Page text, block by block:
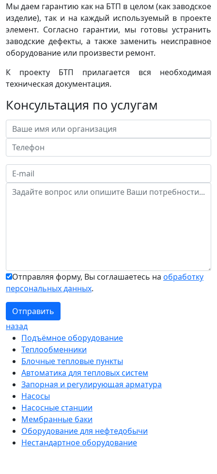
Подъёмное оборудование
Теплообменники
Блочные тепловые пункты
Автоматика для тепловых систем
Запорная и регулирующая арматура
Насосы
Насосные станции
Мембранные баки
Оборудование для нефтедобычи
Нестандартное оборудование
Мы даем гарантию как на БТП в целом (как заводское
изделие), так и на каждый используемый в проекте
элемент. Согласно гарантии, мы готовы устранить
заводские дефекты, а также заменить неисправное
оборудование или произвести ремонт.
К проекту БТП прилагается вся необходимая
техническая документация.
Консультация по услугам
Отправляя форму, Вы соглашаетесь на обработку
персональных данных.
назад